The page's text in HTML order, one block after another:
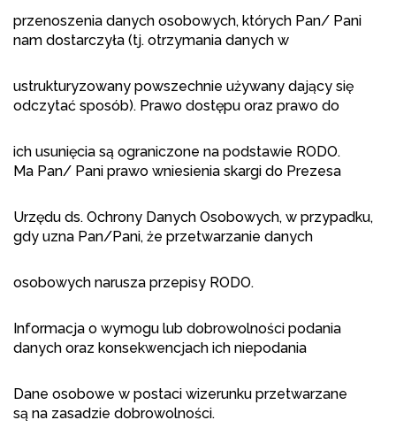
przenoszenia danych osobowych, których Pan/ Pani
nam dostarczyła (tj. otrzymania danych w
ustrukturyzowany powszechnie używany dający się
odczytać sposób). Prawo dostępu oraz prawo do
ich usunięcia są ograniczone na podstawie RODO.
Ma Pan/ Pani prawo wniesienia skargi do Prezesa
Urzędu ds. Ochrony Danych Osobowych, w przypadku,
gdy uzna Pan/Pani, że przetwarzanie danych
osobowych narusza przepisy RODO.
Informacja o wymogu lub dobrowolności podania
danych oraz konsekwencjach ich niepodania
Dane osobowe w postaci wizerunku przetwarzane
są na zasadzie dobrowolności.